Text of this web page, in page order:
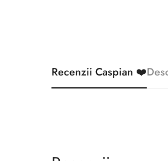
Recenzii Caspian ❤️